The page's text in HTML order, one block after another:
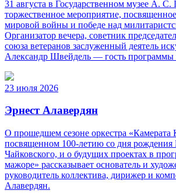
31 августа в Государственном музее А.
торжественное мероприятие,
мировой войны и победе над
Организатор вечера, советник
союза ветеранов заслуженный деятель
Александр Швейдель — гость программы
23 июля 2026
Эрнест Алавердян
О прошедшем сезоне оркестра «Камерата
посвященном 100-летию со дня рождения
Чайковского, и о будущих проектах в
мажоре» рассказывает основатель и
руководитель коллектива, дирижер и
Алавердян.